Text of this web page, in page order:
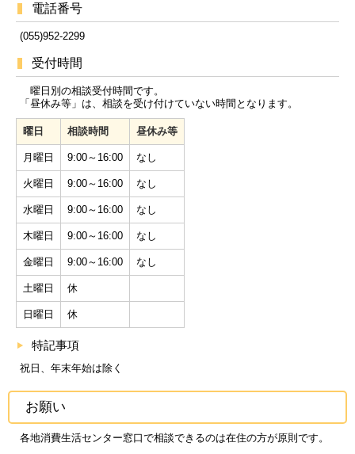
電話番号
(055)952-2299
受付時間
曜日別の相談受付時間です。
「昼休み等」は、相談を受け付けていない時間となります。
曜日 相談時間 昼休み等
土曜日 休
日曜日 休
月曜日 9:00～16:00 なし
火曜日 9:00～16:00 なし
水曜日 9:00～16:00 なし
木曜日 9:00～16:00 なし
金曜日 9:00～16:00 なし
特記事項
祝日、年末年始は除く
お願い
各地消費生活センター窓口で相談できるのは在住の方が原則です。